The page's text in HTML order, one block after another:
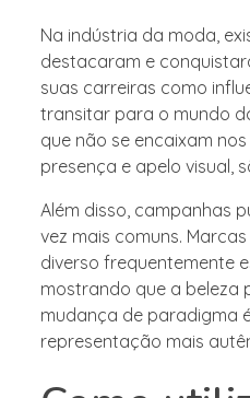
Na indústria da moda,
destacaram e
suas carreiras como
transitar para o mundo
que não se encaixam
presença e apelo visual,
Além disso, campanhas
vez mais comuns.
diverso frequentemente
mostrando que a beleza
mudança de paradigma
representação mais